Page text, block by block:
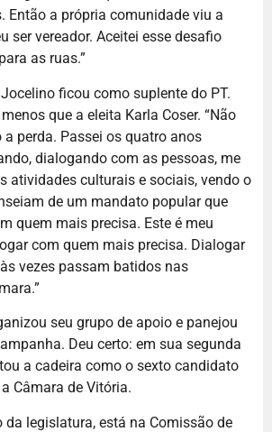
Então a própria comunidade viu a
ser vereador. Aceitei esse desafio
as ruas.”
ficou como suplente do PT.
que a eleita Karla Coser. “Não
perda. Passei os quatro anos
dialogando com as pessoas, me
atividades culturais e sociais, vendo o
de um mandato popular que
quem mais precisa. Este é meu
com quem mais precisa. Dialogar
vezes passam batidos nas
seu grupo de apoio e panejou
Deu certo: em sua segunda
a cadeira como o sexto candidato
Câmara de Vitória.
da legislatura, está na Comissão de